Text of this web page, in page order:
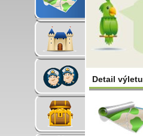
Detail výletu